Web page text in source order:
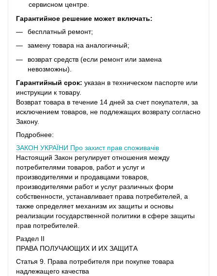
сервисном центре.
Гарантийное решение может включать:
бесплатный ремонт;
замену товара на аналогичный;
возврат средств (если ремонт или замена
невозможны).
Гарантийный срок: указан в техническом паспорте или
инструкции к товару.
Возврат товара в течение 14 дней за счет покупателя, за
исключением товаров, не подлежащих возврату согласно
Закону.
Подробнее:
ЗАКОН УКРАЇНИ Про захист прав споживачів
Настоящий Закон регулирует отношения между
потребителями товаров, работ и услуг и
производителями и продавцами товаров,
производителями работ и услуг различных форм
собственности, устанавливает права потребителей, а
также определяет механизм их защиты и основы
реализации государственной политики в сфере защиты
прав потребителей.
Раздел II
ПРАВА ПОЛУЧАЮЩИХ И ИХ ЗАЩИТА
Статья 9. Права потребителя при покупке товара
надлежащего качества